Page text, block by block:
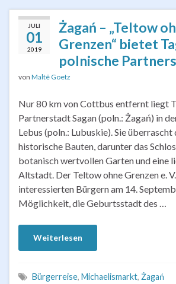
JULI
01
2019
Żagań – „Teltow
Grenzen“ bietet
polnische
von Maltê Goetz
Nur 80 km von Cottbus entfernt liegt
Partnerstadt Sagan (poln.: Żagań) in
Lebus (poln.: Lubuskie). Sie überrascht
historische Bauten, darunter das
botanisch wertvollen Garten und eine
Altstadt. Der Teltow ohne Grenzen e.
interessierten Bürgern am 14.
Möglichkeit, die Geburtsstadt des …
Weiterlesen
Bürgerreise, Michaelismarkt, Żagań